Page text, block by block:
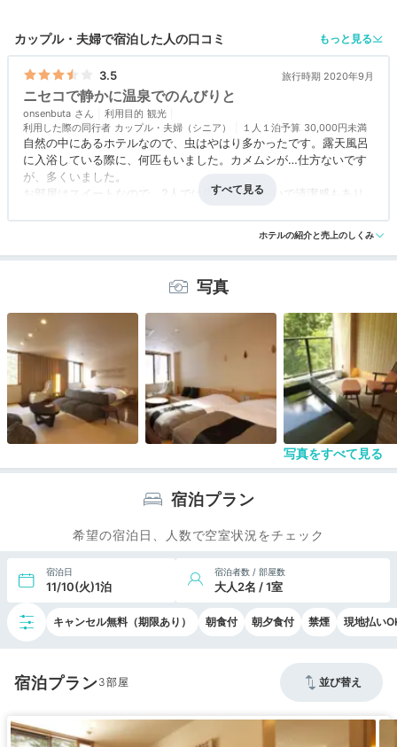
露天風呂付き客室やスイートもあり♪多彩な客室タイプで
寛げる
ニセコや北海道の旬菜たっぷりの豪華創作料理に舌鼓
カップル・夫婦で宿泊した人の口コミ もっと見る
3.5 旅行時期 2020年9月
ニセコで静かに温泉でのんびりと
onsenbuta 利用目的 観光
利用した際の同行者 カップル・夫婦（シニア） １人１泊予算 30,000円未満
自然の中にあるホテルなので、虫はやはり多かったです。露天風呂
に入浴している際に、何匹もいました。カメムシが…仕方ないです
が、多くいました。
お部屋はスイートなので、2人では広すぎるくらいで清潔感もあり
お部屋でくつろぐ際に、お茶やコーヒー以外にも紅茶の良質なもの
もあると良かったです。フリードリンクも、お水だけだったので、
この価格帯では寂しく感じました。
コロナの中なので、ロビーでのフリードリンクは衛生上にもあまり
好ましくないので、お部屋で飲めるドリンクに変更していただくな
どの配慮があると良かったとも感じました。
夕食、朝食ともに同じ個室でした。込み合う時間での食事希望が多
いようで、スタッフの方々の人数も最低限だったのか、食事対応が
遅いというクレームが多いようで、早めか遅めの時間をとすすめら
れましたが、夕食は18時半、朝食は8時でお願いしました。その際
に「多少お料理の提供時間が遅くなる場合もありますが、ご了承下
さい。」と言われましたが、ほぼ問題なく食事は終えられました。
夕食のメニューは美味しいものもあり、目で見ても楽しめるような
れませんでした。お品書きにも料理長の名前が記されていないの
北海道産にこだわったメニューにはなっていましたが、手の込んだ
ものはなかったと感じました。朝食も同様で、ご飯に合うメニュー
料金的に考えると、もう少し食事、サービスの向上を期待したいと
思える旅館でした。
大浴場はお部屋の温泉の泉質はほとんど感じられず、循環ろ過され
てしまい寂しく感じました。
森の中で大浴場に入れるのは、その点は気持ち良いかもしれないで
今回は広めのお部屋しか空いていなかったので、割高に感じてしま
ったのかもしれませんが、サービスや配慮、食事の点が価格帯には
価格帯が満足度につながるのだなと再確認した滞在となりました。
アクセス 3.5 コスパ 3.0 客室 4.0 接客対応 3.5 風呂 3.5
ホテルの紹介と売上のしくみ
写真
写真をすべて見る
宿泊プラン
希望の宿泊日、人数で空室状況をチェック
宿泊日
11/10(火)1泊
宿泊者数 / 部屋数
大人2名 / 1室
キャンセル無料（期限あり） 朝食付 朝夕食付 禁煙 現地払い
宿泊プラン3 並び替え